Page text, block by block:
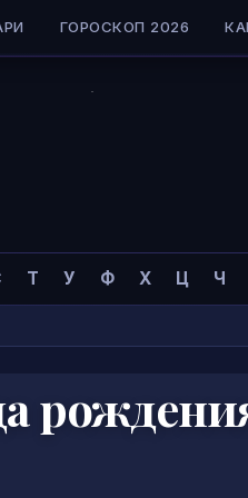
ГОРОСКОП 2026
Т У Ф Х Ц Ч